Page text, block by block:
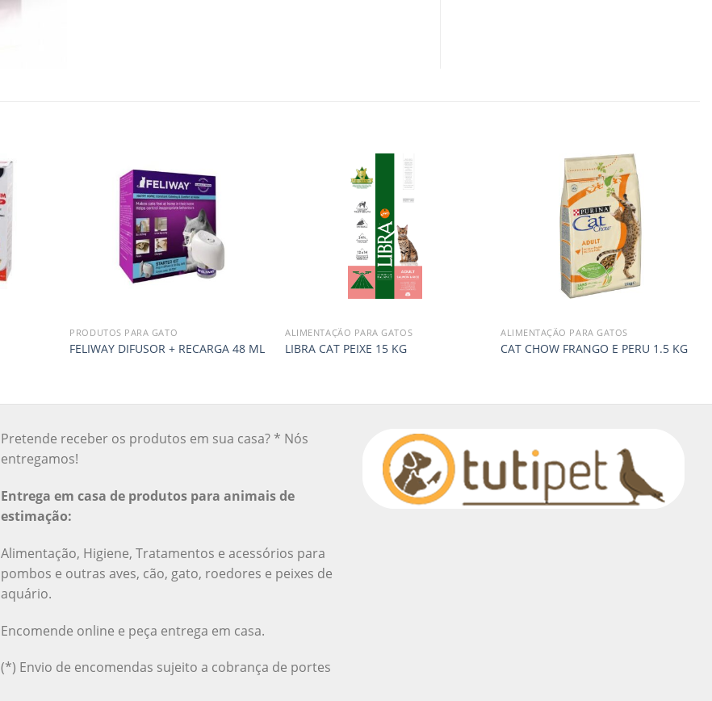
PRODUTOS PARA GATO
FELIWAY DIFUSOR + RECARGA 48 ML
ALIMENTAÇÃO PARA GATOS
LIBRA CAT PEIXE 15 KG
ALIMENTAÇÃO PARA GATOS
CAT CHOW FRANGO E PERU 1.5 KG
Pretende receber os produtos em sua casa? * Nós
entregamos!
Entrega em casa de produtos para animais de
estimação:
Alimentação, Higiene, Tratamentos e acessórios para
pombos e outras aves, cão, gato, roedores e peixes de
aquário.
Encomende online e peça entrega em casa.
(*) Envio de encomendas sujeito a cobrança de portes